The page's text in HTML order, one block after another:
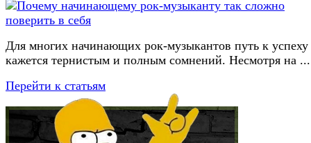
Для многих начинающих рок-музыкантов путь к успеху
кажется тернистым и полным сомнений. Несмотря на ...
Перейти к статьям